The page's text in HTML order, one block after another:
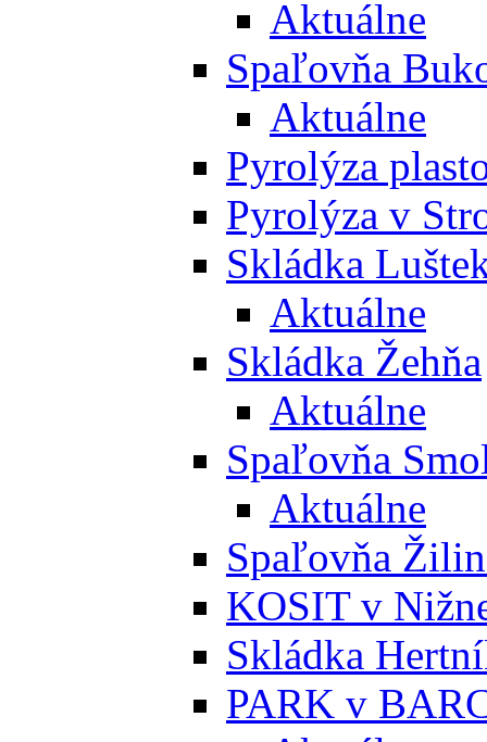
Aktuálne
Spaľovňa
Aktuálne
Pyrolýza
Pyrolýza v
Skládka
Aktuálne
Skládka Žehňa
Aktuálne
Spaľovňa
Aktuálne
Spaľovňa
KOSIT v
Skládka
PARK v